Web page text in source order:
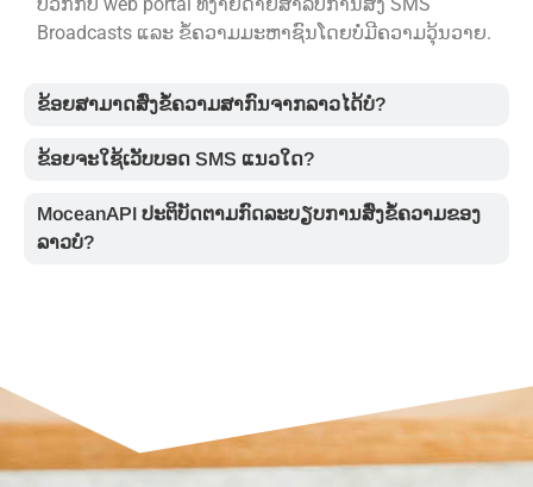
Broadcasts ແລະ ຂໍ້ຄວາມມະຫາຊົນໂດຍບໍ່ມີຄວາມວຸ້ນວາຍ.
ຂ້ອຍສາມາດສົ່ງຂໍ້ຄວາມສາກົນຈາກລາວໄດ້ບໍ?
ຂ້ອຍຈະໃຊ້ເວັບບອດ SMS ແນວໃດ?
MoceanAPI ປະຕິບັດຕາມກົດລະບຽບການສົ່ງຂໍ້ຄວາມຂອງ
ລາວບໍ?